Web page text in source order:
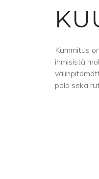
Kummitus
ihmisistä
palo sekä